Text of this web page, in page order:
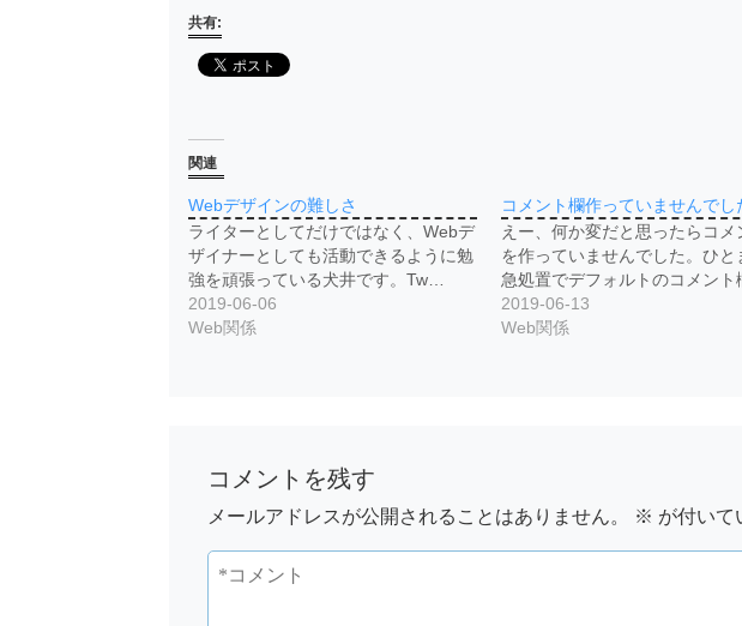
共有:
関連
Webデザインの難しさ
ライターとしてだけではなく、Webデ
ザイナーとしても活動できるように勉
強を頑張っている犬井です。Tw…
2019-06-06
Web関係
コメント欄作っていませんでし
えー、何か変だと思ったらコメ
を作っていませんでした。ひと
急処置でデフォルトのコメント
2019-06-13
Web関係
コメントを残す
メールアドレスが公開されることはありません。 ※ が付いて